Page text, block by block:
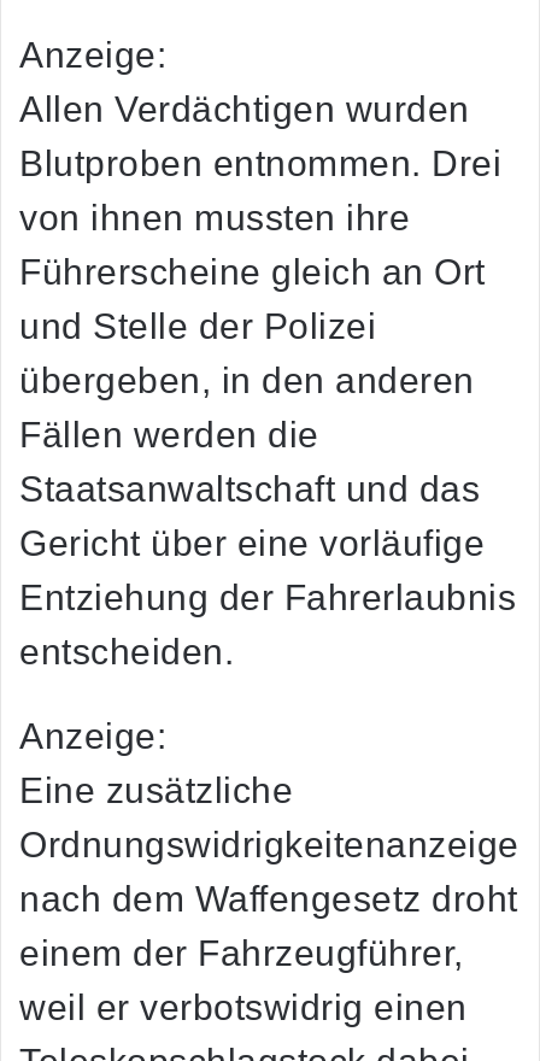
Anzeige:
Allen Verdächtigen wurden
Blutproben entnommen. Drei
von ihnen mussten ihre
Führerscheine gleich an Ort
und Stelle der Polizei
übergeben, in den anderen
Fällen werden die
Staatsanwaltschaft und das
Gericht über eine vorläufige
Entziehung der Fahrerlaubnis
entscheiden.
Anzeige:
Eine zusätzliche
Ordnungswidrigkeitenanzeige
nach dem Waffengesetz droht
einem der Fahrzeugführer,
weil er verbotswidrig einen